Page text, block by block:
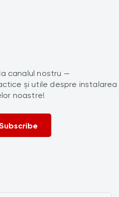
canalul nostru —
și utile despre instalarea
noastre!